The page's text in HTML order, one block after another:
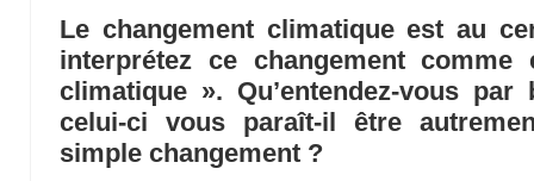
Le changement climatique est au
interprétez ce changement
climatique ». Qu’entendez-vous
celui-ci vous paraît-il être
simple changement ?